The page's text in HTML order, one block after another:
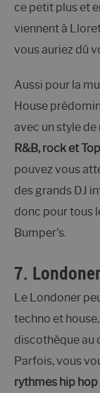
ce petit plus et
viennent à
vous auriez dû
Aussi pour la
House
avec un style
R&B, rock et
pouvez vous
des grands DJ
donc pour tous
Bumper's.
7.
Le Londoner
techno et
discothèque au
Parfois, vous
rythmes hip